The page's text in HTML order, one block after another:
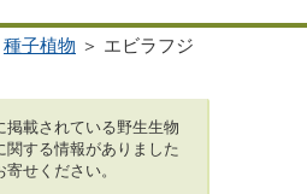
種子植物 ＞ エビラフジ
載されている野生生物
する情報がありました
せください。